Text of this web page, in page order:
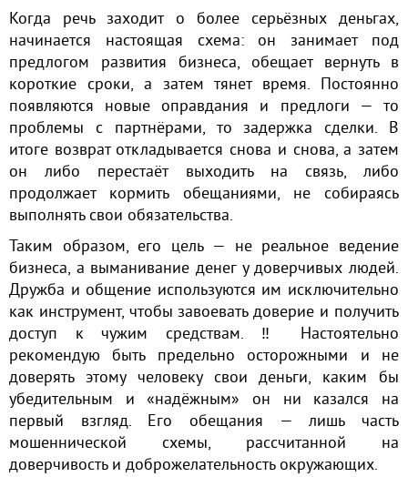
Когда речь заходит о более серьёзных деньгах,
начинается настоящая схема: он занимает под
предлогом развития бизнеса, обещает вернуть в
короткие сроки, а затем тянет время. Постоянно
появляются новые оправдания и предлоги — то
проблемы с партнёрами, то задержка сделки. В
итоге возврат откладывается снова и снова, а затем
он либо перестаёт выходить на связь, либо
продолжает кормить обещаниями, не собираясь
выполнять свои обязательства.
Таким образом, его цель — не реальное ведение
бизнеса, а выманивание денег у доверчивых людей.
Дружба и общение используются им исключительно
как инструмент, чтобы завоевать доверие и получить
доступ к чужим средствам. ‼️ Настоятельно
рекомендую быть предельно осторожными и не
доверять этому человеку свои деньги, каким бы
убедительным и «надёжным» он ни казался на
первый взгляд. Его обещания — лишь часть
мошеннической схемы, рассчитанной на
доверчивость и доброжелательность окружающих.